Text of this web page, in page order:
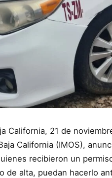
California, 21 de
California (IMOS),
recibieron un
de alta, puedan hacerlo